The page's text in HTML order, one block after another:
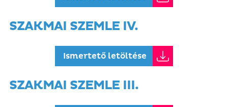
SZAKMAI SZEMLE IV.
Ismertető letöltése
SZAKMAI SZEMLE III.